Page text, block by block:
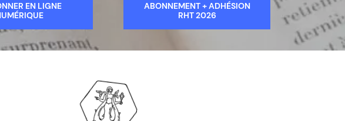
EN LIGNE
ABONNEMENT + ADHÉSION
RHT 2026